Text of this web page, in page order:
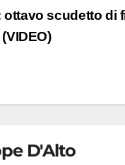
scudetto di
D'Alto